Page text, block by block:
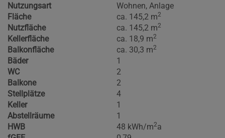
Nutzungsart
Wohnen Anlage
Fläche
ca. 145,2 m2
Nutzfläche ca. 145,2 m2
Kellerfläche ca. 18,9 m2
Balkonfläche ca. 30,3 m2
Bäder
1
WC
2
Balkone
2
Stellplätze
4
Keller
1
Abstellräume
1
HWB
48 kWh/m2a